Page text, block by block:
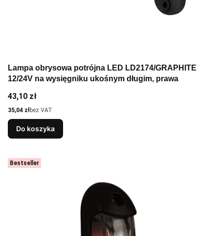
Lampa obrysowa potrójna LED LD2174/GRAPHITE
12/24V na wysięgniku ukośnym długim, prawa
Cena
43,10 zł
Cena
35,04 złbez VAT
Do koszyka
Bestseller